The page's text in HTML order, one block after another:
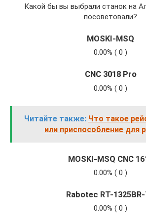
Какой бы вы выбрали станок на
посоветовали?
MOSKI-MSQ
0.00% ( 0 )
CNC 3018 Pro
0.00% ( 0 )
Читайте также: Что такое
или приспособление для
MOSKI-MSQ CNC
0.00% ( 0 )
Rabotec RT-
0.00% ( 0 )